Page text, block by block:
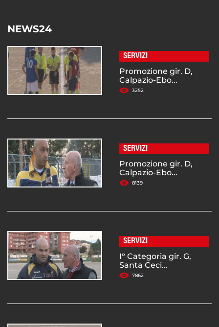
NEWS24
SERVIZI
Promozione gir. D,
Calpazio-Ebo...
3252
SERVIZI
Promozione gir. D,
Calpazio-Ebo...
8139
SERVIZI
I° Categoria gir. G,
Santa Ceci...
7862